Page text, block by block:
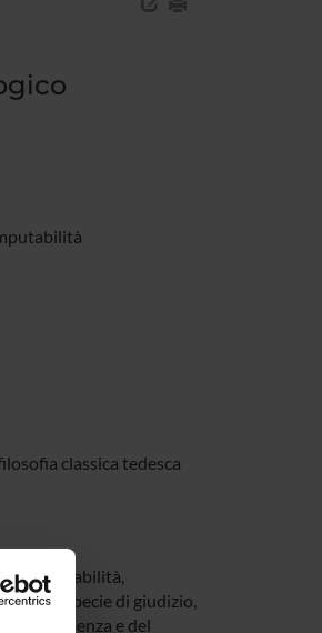
classica tedesca
specie di giudizio,
dell’essenza e del